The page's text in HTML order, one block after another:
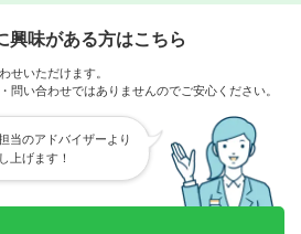
興味がある方はこちら
せいただけます。
問い合わせではありませんのでご安心ください。
当のアドバイザーより
上げます！